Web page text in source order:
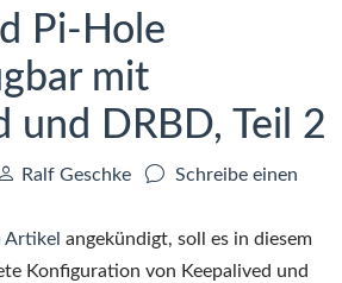
Pi-Hole
mit
und DRBD, Teil 2
Autor:
Ralf Geschke
Schreibe einen
Artikel angekündigt, soll es in diesem
Konfiguration von Keepalived und